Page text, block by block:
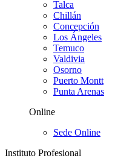
Talca
Chillán
Concepción
Los Ángeles
Temuco
Valdivia
Osorno
Puerto Montt
Punta Arenas
Online
Sede Online
Instituto Profesional